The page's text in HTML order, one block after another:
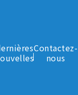
Contactez-
nous